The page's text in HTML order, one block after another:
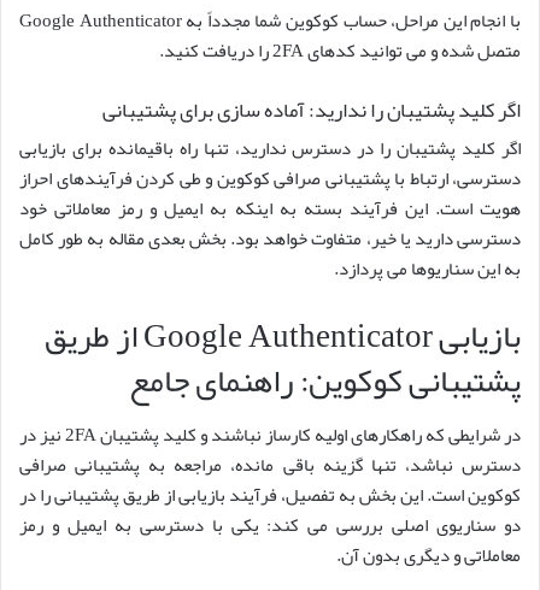
با انجام این مراحل، حساب کوکوین شما مجدداً به Google Authenticator
متصل شده و می توانید کدهای 2FA را دریافت کنید.
اگر کلید پشتیبان را ندارید: آماده سازی برای پشتیبانی
اگر کلید پشتیبان را در دسترس ندارید، تنها راه باقیمانده برای بازیابی
دسترسی، ارتباط با پشتیبانی صرافی کوکوین و طی کردن فرآیندهای احراز
هویت است. این فرآیند بسته به اینکه به ایمیل و رمز معاملاتی خود
دسترسی دارید یا خیر، متفاوت خواهد بود. بخش بعدی مقاله به طور کامل
به این سناریوها می پردازد.
بازیابی Google Authenticator از طریق
پشتیبانی کوکوین: راهنمای جامع
در شرایطی که راهکارهای اولیه کارساز نباشند و کلید پشتیبان 2FA نیز در
دسترس نباشد، تنها گزینه باقی مانده، مراجعه به پشتیبانی صرافی
کوکوین است. این بخش به تفصیل، فرآیند بازیابی از طریق پشتیبانی را در
دو سناریوی اصلی بررسی می کند: یکی با دسترسی به ایمیل و رمز
معاملاتی و دیگری بدون آن.